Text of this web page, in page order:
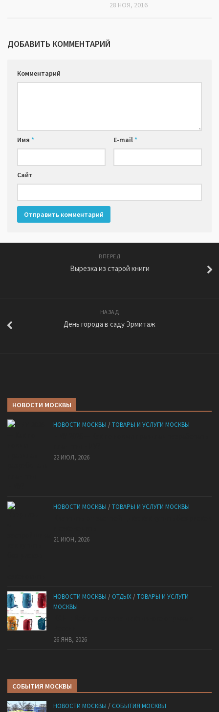
28 НОЯ, 2016
ДОБАВИТЬ КОММЕНТАРИЙ
Комментарий
Имя * E-mail*
Сайт
ВПЕРЕД
Вырезка из старой книги
НАЗАД
День города в саду Эрмитаж
НОВОСТИ МОСКВЫ
НОВОСТИ МОСКВЫ /ТОВАРЫ И УСЛУГИ МОСКВЫ
22 ИЮЛ, 2026
НОВОСТИ МОСКВЫ /ТОВАРЫ И УСЛУГИ МОСКВЫ
21 ИЮН, 2026
НОВОСТИ МОСКВЫ / ОТДЫХ /ТОВАРЫ И УСЛУГИ
МОСКВЫ
26 ЯНВ, 2026
СОБЫТИЯ МОСКВЫ
НОВОСТИ МОСКВЫ / СОБЫТИЯ МОСКВЫ